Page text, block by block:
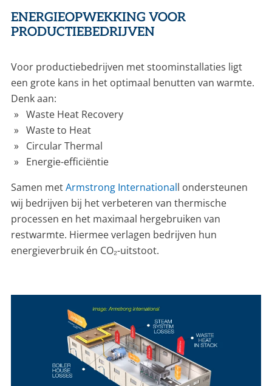
ENERGIEOPWEKKING VOOR
PRODUCTIEBEDRIJVEN
Voor productiebedrijven met stoominstallaties ligt
een grote kans in het optimaal benutten van warmte.
Denk aan:
Waste Heat Recovery
Waste to Heat
Circular Thermal
Energie-efficiëntie
Samen metArmstrong Internationall ondersteunen
wij bedrijven bij het verbeteren van thermische
processen en het maximaal hergebruiken van
restwarmte. Hiermee verlagen bedrijven hun
energieverbruik én CO₂-uitstoot.